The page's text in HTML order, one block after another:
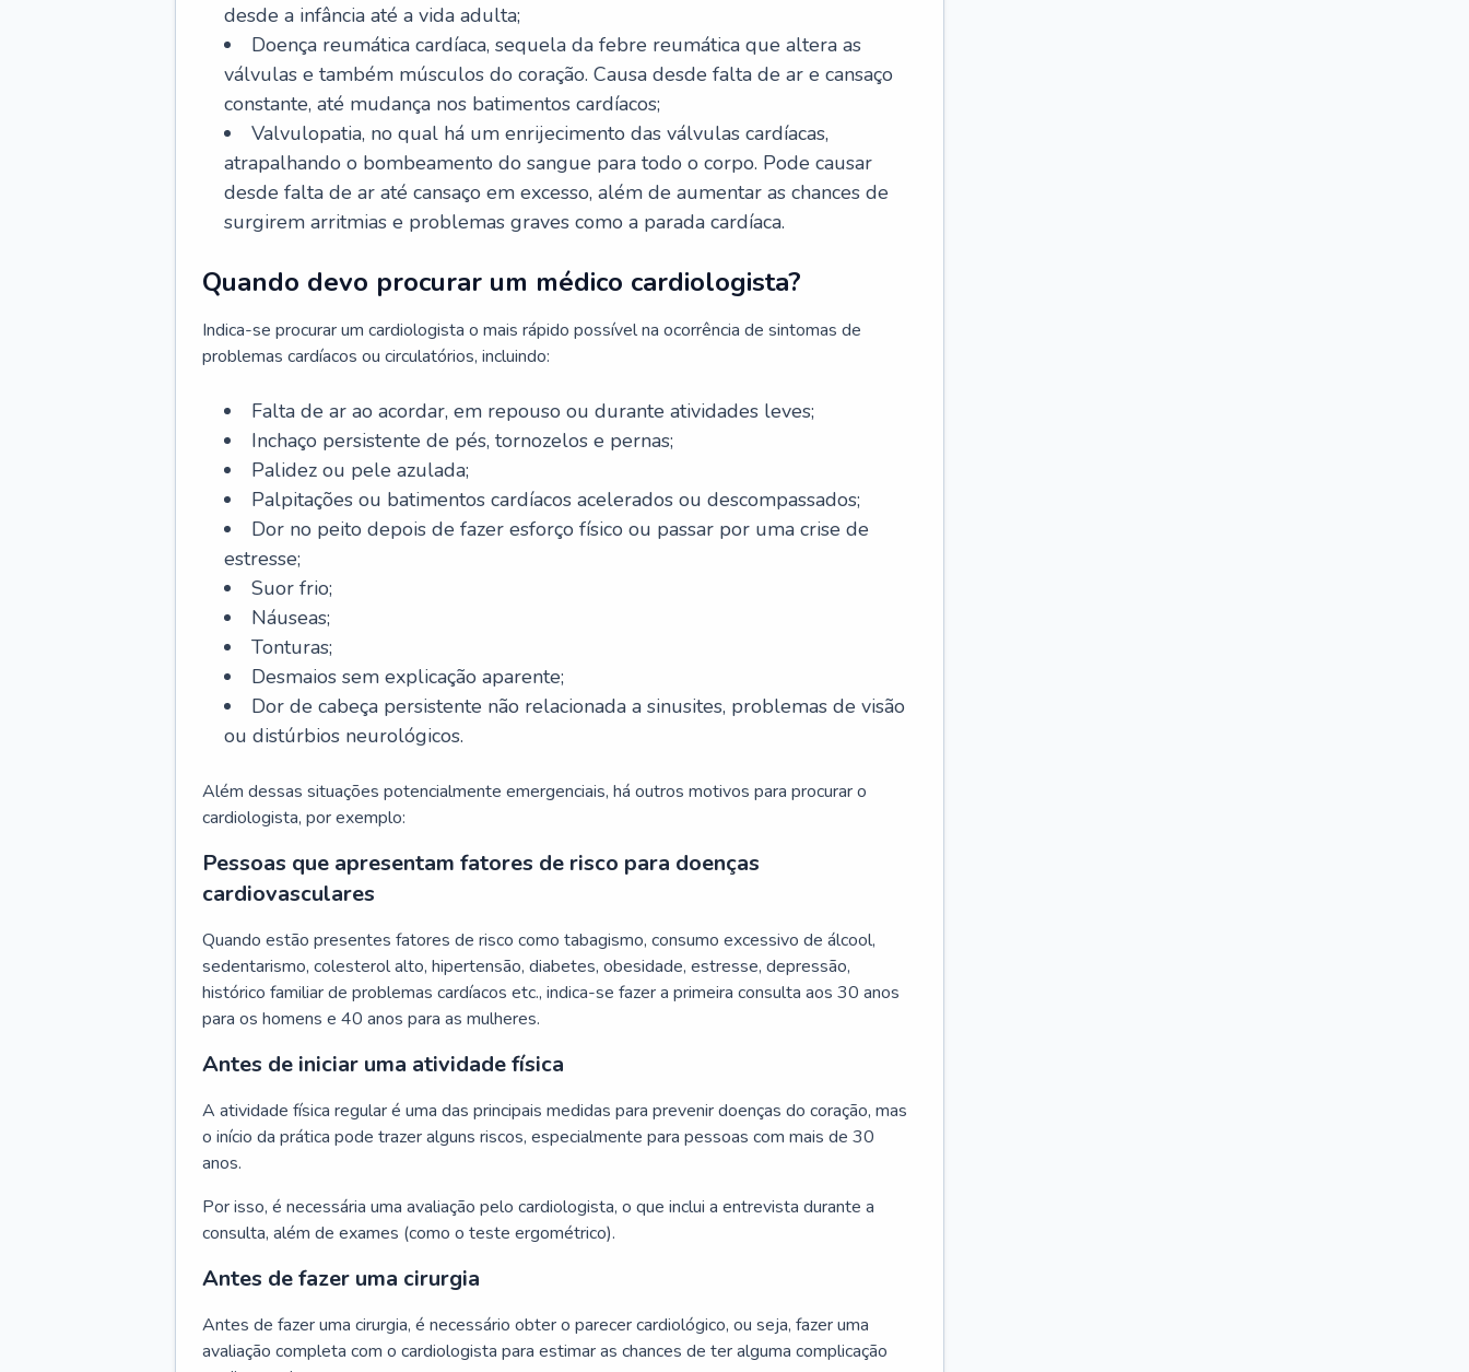
desde a infância até a vida adulta;
Doença reumática cardíaca, sequela da febre reumática que altera as
válvulas e também músculos do coração. Causa desde falta de ar e cansaço
constante, até mudança nos batimentos cardíacos;
Valvulopatia, no qual há um enrijecimento das válvulas cardíacas,
atrapalhando o bombeamento do sangue para todo o corpo. Pode causar
desde falta de ar até cansaço em excesso, além de aumentar as chances de
surgirem arritmias e problemas graves como a parada cardíaca.
Quando devo procurar um médico cardiologista?
Indica-se procurar um cardiologista o mais rápido possível na ocorrência de sintomas de
problemas cardíacos ou circulatórios, incluindo:
Falta de ar ao acordar, em repouso ou durante atividades leves;
Inchaço persistente de pés, tornozelos e pernas;
Palidez ou pele azulada;
Palpitações ou batimentos cardíacos acelerados ou descompassados;
Dor no peito depois de fazer esforço físico ou passar por uma crise de
estresse;
Suor frio;
Náuseas;
Tonturas;
Desmaios sem explicação aparente;
Dor de cabeça persistente não relacionada a sinusites, problemas de visão
ou distúrbios neurológicos.
Além dessas situações potencialmente emergenciais, há outros motivos para procurar o
cardiologista, por exemplo:
Pessoas que apresentam fatores de risco para doenças
cardiovasculares
Quando estão presentes fatores de risco como tabagismo, consumo excessivo de álcool,
sedentarismo, colesterol alto, hipertensão, diabetes, obesidade, estresse, depressão,
histórico familiar de problemas cardíacos etc., indica-se fazer a primeira consulta aos 30 anos
para os homens e 40 anos para as mulheres.
Antes de iniciar uma atividade física
A atividade física regular é uma das principais medidas para prevenir doenças do coração, mas
o início da prática pode trazer alguns riscos, especialmente para pessoas com mais de 30
anos.
Por isso, é necessária uma avaliação pelo cardiologista, o que inclui a entrevista durante a
consulta, além de exames (como o teste ergométrico).
Antes de fazer uma cirurgia
Antes de fazer uma cirurgia, é necessário obter o parecer cardiológico, ou seja, fazer uma
avaliação completa com o cardiologista para estimar as chances de ter alguma complicação